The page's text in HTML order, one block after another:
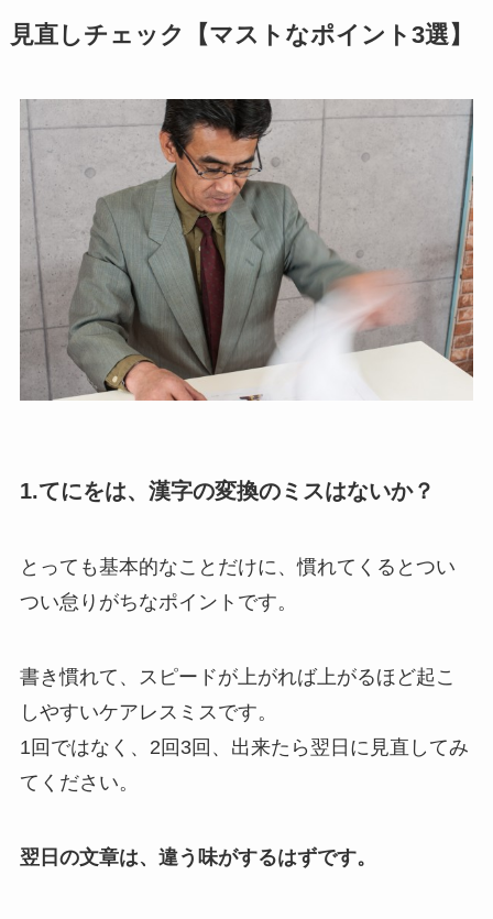
見直しチェック【マストなポイント3選】
1.てにをは、漢字の変換のミスはないか？
とっても基本的なことだけに、慣れてくるとつい
つい怠りがちなポイントです。
書き慣れて、スピードが上がれば上がるほど起こ
しやすいケアレスミスです。
1回ではなく、2回3回、出来たら翌日に見直してみ
てください。
翌日の文章は、違う味がするはずです。